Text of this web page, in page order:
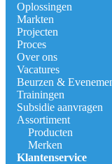
Oplossingen
Markten
Projecten
Proces
Over ons
Vacatures
Beurzen &
Trainingen
Subsidie aanvragen
Assortiment
Producten
Merken
Klantenservice